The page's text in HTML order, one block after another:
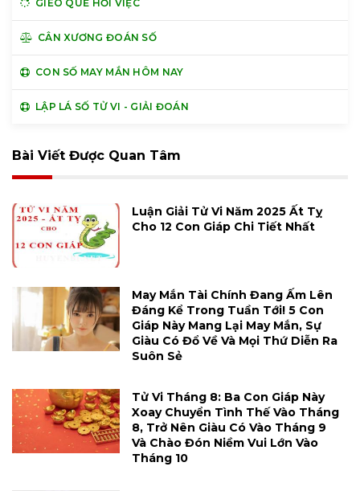
GIEO QUẺ HỎI VIỆC
CÂN XƯƠNG ĐOÁN SỐ
CON SỐ MAY MẮN HÔM NAY
LẬP LÁ SỐ TỬ VI - GIẢI ĐOÁN
Bài Viết Được Quan Tâm
Luận Giải Tử Vi Năm 2025 Ất Tỵ
Cho 12 Con Giáp Chi Tiết Nhất
May Mắn Tài Chính Đang Ấm Lên
Đáng Kể Trong Tuần Tới! 5 Con
Giáp Này Mang Lại May Mắn, Sự
Giàu Có Đổ Về Và Mọi Thứ Diễn Ra
Suôn Sẻ
Tử Vi Tháng 8: Ba Con Giáp Này
Xoay Chuyển Tình Thế Vào Tháng
8, Trở Nên Giàu Có Vào Tháng 9
Và Chào Đón Niềm Vui Lớn Vào
Tháng 10